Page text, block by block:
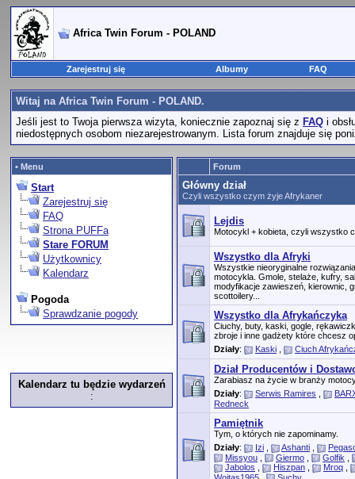
Africa Twin Forum - POLAND
Zarejestruj się Albumy FAQ
Witaj na Africa Twin Forum - POLAND.
Jeśli jest to Twoja pierwsza wizyta, koniecznie zapoznaj się z FAQ i
niedostępnych osobom niezarejestrowanym. Lista forum znajduje się
• Menu
Start
Zarejestruj się
FAQ
Strona PUFFa
Stare FORUM
Użytkownicy
Kalendarz
Pogoda
Sprawdzanie pogody
Kalendarz tu będzie wydarzeń
:
Forum
Główny dział
Czyli wszystko czym żyje Afrykaner
Lejdis
Motocykl + kobieta, czyli wszystko
Wszystko dla Afryki
Wszystkie nieoryginalne
motocykla. Gmole, stelaże, kufry,
modyfikacje zawieszeń, kierownic,
scottoilery...
Wszystko dla Afrykańczyka
Ciuchy, buty, kaski, gogle,
zbroje i inne gadżety które chcesz
Działy: Kaski Ciuch
Dział Producentów i
Zarabiasz na życie w branży
Działy: Serwis Ramires
Redneck
Pamiętnik
Tym, o których nie zapominamy.
Działy: Izi Ashanti
Missyou
Giermo Golfik
Jabolos
Hiszpan Mroq